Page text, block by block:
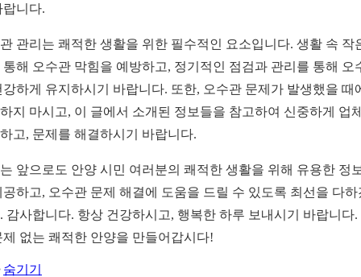
랍니다.
관리는 쾌적한 생활을 위한 필수적인 요소입니다. 생활 속 작
통해 오수관 막힘을 예방하고, 정기적인 점검과 관리를 통해 오
강하게 유지하시기 바랍니다. 또한, 오수관 문제가 발생했을 때
지 마시고, 이 글에서 소개된 정보들을 참고하여 신중하게 업
고, 문제를 해결하시기 바랍니다.
앞으로도 안양 시민 여러분의 쾌적한 생활을 위해 유용한 정
공하고, 오수관 문제 해결에 도움을 드릴 수 있도록 최선을 다하
감사합니다. 항상 건강하시고, 행복한 하루 보내시기 바랍니다.
제 없는 쾌적한 안양을 만들어갑시다!
숨기기